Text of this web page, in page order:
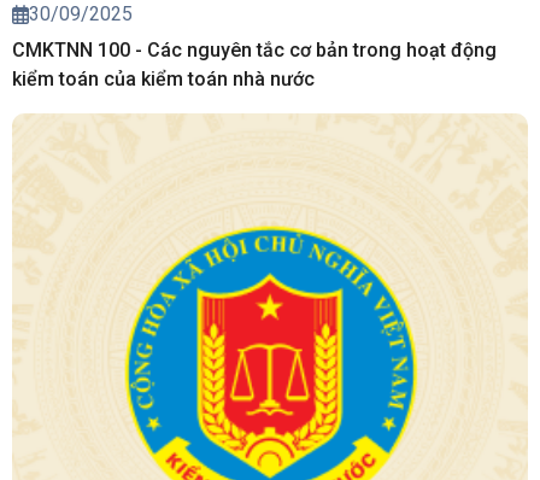
30/09/2025
CMKTNN 100 - Các nguyên tắc cơ bản trong hoạt động
kiểm toán của kiểm toán nhà nước